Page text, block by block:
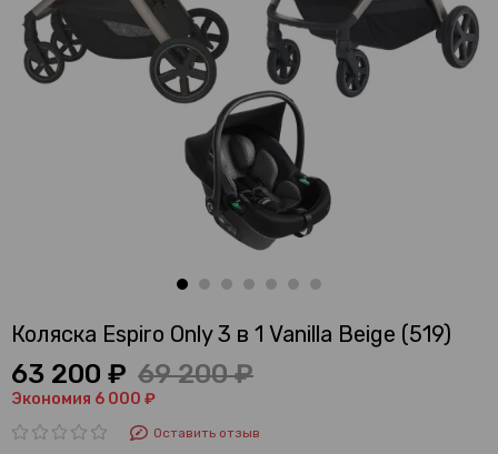
Коляска Espiro Only 3 в 1 Vanilla Beige (519)
63 200 ₽ 69 200 ₽
Экономия 6 000 ₽
Оставить отзыв